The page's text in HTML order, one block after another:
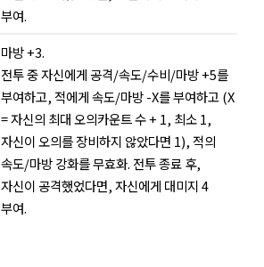
부여.
마방 +3.
전투 중 자신에게 공격/속도/수비/마방 +5를
부여하고, 적에게 속도/마방 -X를 부여하고 (X
= 자신의 최대 오의카운트 수 + 1, 최소 1,
자신이 오의를 장비하지 않았다면 1), 적의
속도/마방 강화를 무효화. 전투 종료 후,
자신이 공격했었다면, 자신에게 대미지 4
부여.